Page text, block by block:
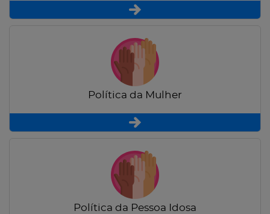
Política da Mulher
Política da Pessoa Idosa